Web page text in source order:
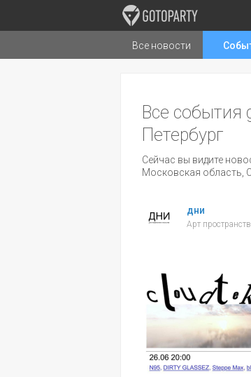
Города Музыка
Все новости
Все события
Петербург
Сейчас вы видите
Московская область,
дни
Арт